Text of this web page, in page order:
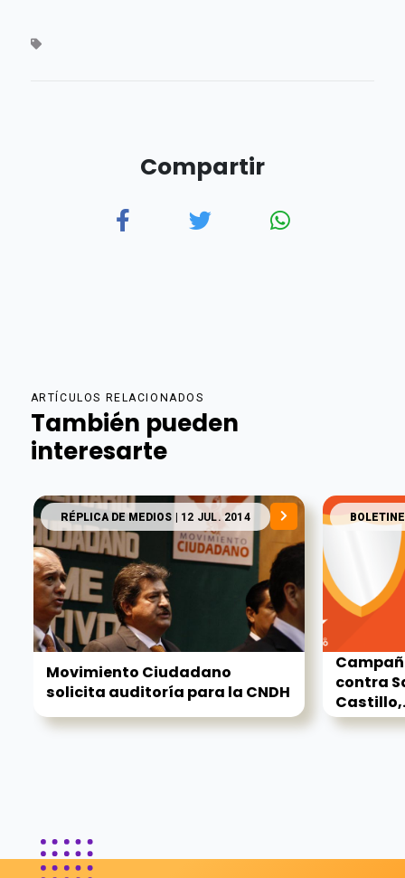
Compartir
ARTÍCULOS RELACIONADOS
También pueden
interesarte
RÉPLICA DE MEDIOS | 12 JUL. 2014
Movimiento Ciudadano
solicita auditoría para la CNDH
contra